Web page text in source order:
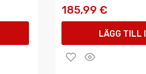
185,99 €
LÄGG TILL I
VARUKORGEN